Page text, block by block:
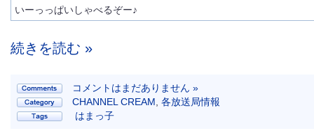
いーっっぱいしゃべるぞー♪
続きを読む »
コメントはまだありません »
CHANNEL CREAM 各放送局情報
はまっ子